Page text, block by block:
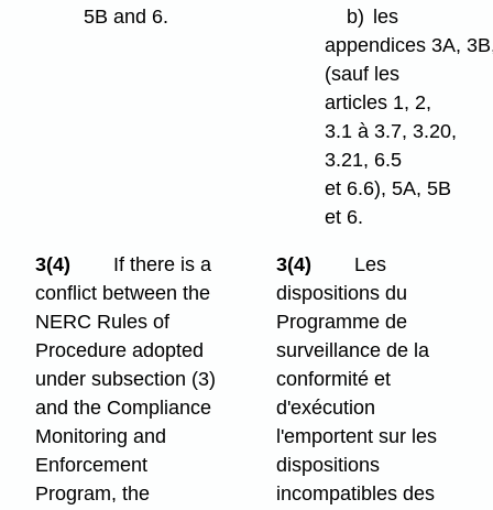
5B and 6.
b) les
appendices 3A,
(sauf les
articles 1, 2,
3.1 à 3.7, 3.20,
3.21, 6.5
et 6.6), 5A, 5B
et 6.
3(4)
If there is a
conflict between the
NERC Rules of
Procedure adopted
under subsection (3)
and the Compliance
Monitoring and
Enforcement
Program, the
3(4)
Les
dispositions du
Programme de
surveillance de la
conformité et
d'exécution
l'emportent sur les
dispositions
incompatibles des